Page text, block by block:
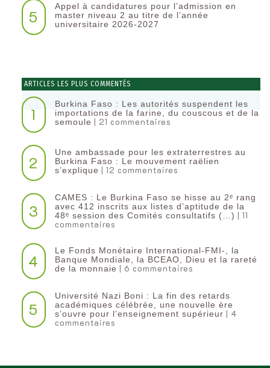
5
Appel à candidatures pour l’admission en
master niveau 2 au titre de l’année
universitaire 2026-2027
ARTICLES LES PLUS COMMENTÉS
1
Burkina Faso : Les autorités suspendent les
importations de la farine, du couscous et de la
semoule | 21 commentaires
2
Une ambassade pour les extraterrestres au
Burkina Faso : Le mouvement raëlien
s’explique | 12 commentaires
3
CAMES : Le Burkina Faso se hisse au 2ᵉ rang
avec 412 inscrits aux listes d’aptitude de la
48ᵉ session des Comités consultatifs (…) | 11
commentaires
4
Le Fonds Monétaire International-FMI-, la
Banque Mondiale, la BCEAO, Dieu et la rareté
de la monnaie | 6 commentaires
5
Université Nazi Boni : La fin des retards
académiques célébrée, une nouvelle ère
s’ouvre pour l’enseignement supérieur | 4
commentaires